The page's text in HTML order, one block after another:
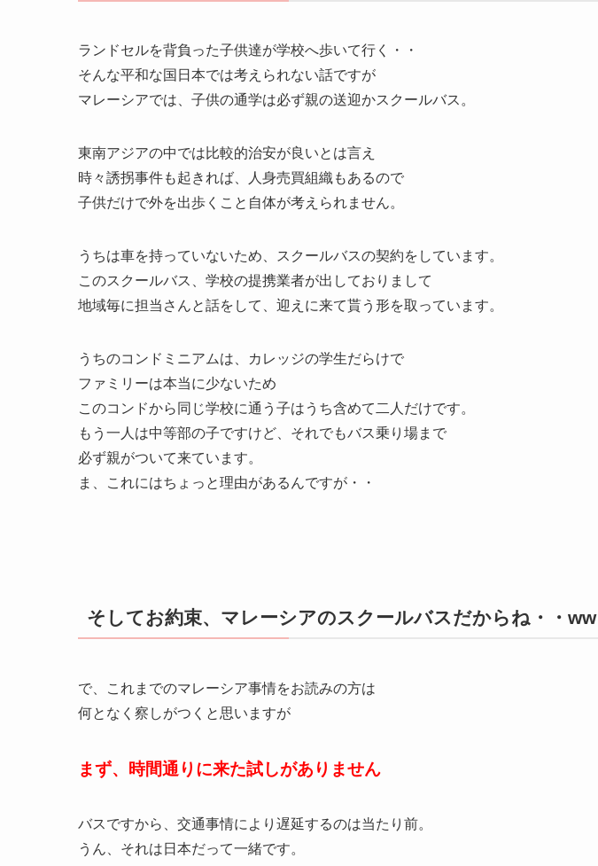
ランドセルを背負った子供達が学校へ歩いて行く・・
そんな平和な国日本では考えられない話ですが
マレーシアでは、子供の通学は必ず親の送迎かスクールバス。
東南アジアの中では比較的治安が良いとは言え
時々誘拐事件も起きれば、人身売買組織もあるので
子供だけで外を出歩くこと自体が考えられません。
うちは車を持っていないため、スクールバスの契約をしています。
このスクールバス、学校の提携業者が出しておりまして
地域毎に担当さんと話をして、迎えに来て貰う形を取っています。
うちのコンドミニアムは、カレッジの学生だらけで
ファミリーは本当に少ないため
このコンドから同じ学校に通う子はうち含めて二人だけです。
もう一人は中等部の子ですけど、それでもバス乗り場まで
必ず親がついて来ています。
ま、これにはちょっと理由があるんですが・・
そしてお約束、マレーシアのスクールバスだからね・・ww
で、これまでのマレーシア事情をお読みの方は
何となく察しがつくと思いますが
まず、時間通りに来た試しがありません
バスですから、交通事情により遅延するのは当たり前。
うん、それは日本だって一緒です。